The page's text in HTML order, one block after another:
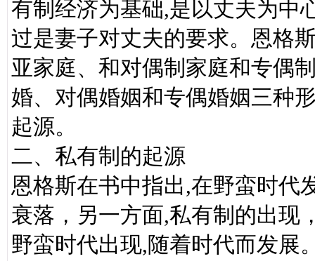
有制经济为基础,是以丈夫为中
过是妻子对丈夫的要求。恩格
亚家庭、和对偶制家庭和专偶
婚、对偶婚姻和专偶婚姻三种
起源。
二、私有制的起源
恩格斯在书中指出,在野蛮时代
衰落，另一方面,私有制的出现
野蛮时代出现,随着时代而发展